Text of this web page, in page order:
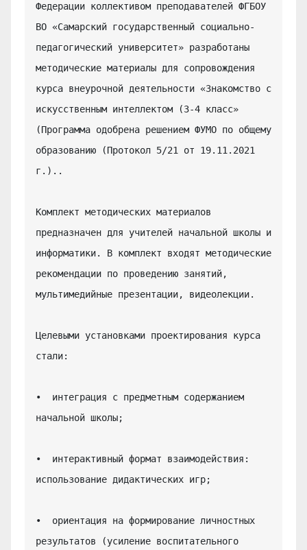
Федерации коллективом преподавателей ФГБОУ
ВО «Самарский государственный социально-
педагогический университет» разработаны
методические материалы для сопровождения
курса внеурочной деятельности «Знакомство с
искусственным интеллектом (3-4 класс»
(Программа одобрена решением ФУМО по общему
образованию (Протокол 5/21 от 19.11.2021
г.)..
Комплект методических материалов
предназначен для учителей начальной школы и
информатики. В комплект входят методические
рекомендации по проведению занятий,
мультимедийные презентации, видеолекции.
Целевыми установками проектирования курса
стали:
•  интеграция с предметным содержанием
начальной школы;
•  интерактивный формат взаимодействия:
использование дидактических игр;
•  ориентация на формирование личностных
результатов (усиление воспитательного